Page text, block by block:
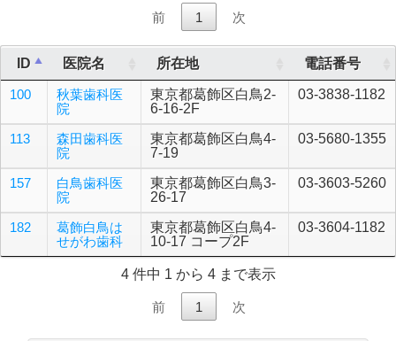
前 1 次
ID 医院名 所在地 電話番号
100
秋葉歯科医
院
東京都葛飾区白鳥2-
6-16-2F
03-3838-1182
113
森田歯科医
院
東京都葛飾区白鳥4-
7-19
03-5680-1355
157
白鳥歯科医
院
東京都葛飾区白鳥3-
26-17
03-3603-5260
182
葛飾白鳥は
せがわ歯科
東京都葛飾区白鳥4-
10-17 コープ2F
03-3604-1182
4 件中 1 から 4 まで表示
前 1
次